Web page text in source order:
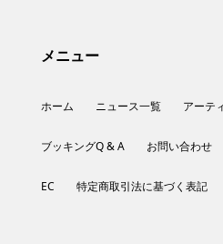
メニュー
ホーム ニュース一覧 アーテ
ブッキングQ & A お問い合わせ
EC 特定商取引法に基づく表記